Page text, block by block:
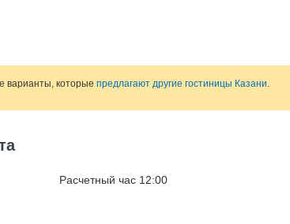
варианты, которые предлагают другие гостиницы Казани.
Расчетный час 12:00